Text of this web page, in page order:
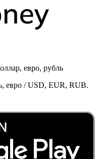
евро, рубль
евро / USD, EUR, RUB.